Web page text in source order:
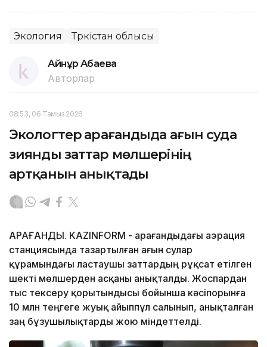
Экология Түркістан облысы
Айнұр Ақбаева
Авторлар
08:53, 06 Тамыз 2026
Экологтер Қарағандыда ағын суда
зиянды заттар мөлшерінің
артқанын анықтады
ҚАРАҒАНДЫ. KAZINFORM - Қарағандыдағы аэрация
станциясында тазартылған ағын сулар
құрамындағы ластаушы заттардың рұқсат етілген
шекті мөлшерден асқаны анықталды. Жоспардан
тыс тексеру қорытындысы бойынша кәсіпорынға
10 млн теңгеге жуық айыппұл салынып, анықталған
заң бұзушылықтарды жою міндеттелді.